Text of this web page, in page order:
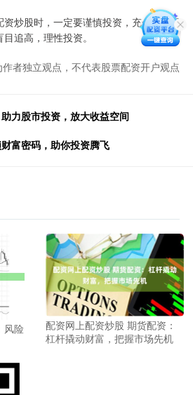
炒股时，一定要谨慎投资，充分了解风
追高，理性投资。
者独立观点，不代表股票配资开户观点
力股市投资，放大收益空间
富密码，助你投资腾飞
风险
配资网上配资炒股 期货配资：
杠杆撬动财富，把握市场先机